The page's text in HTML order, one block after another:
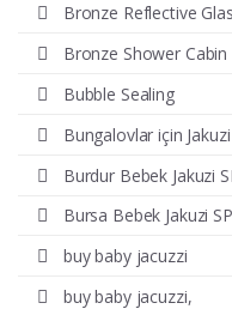
Bronze Reflective
Bronze Shower Cabin
Bubble Sealing
Bungalovlar için
Burdur Bebek Jakuzi
Bursa Bebek Jakuzi
buy baby jacuzzi
buy baby jacuzzi,